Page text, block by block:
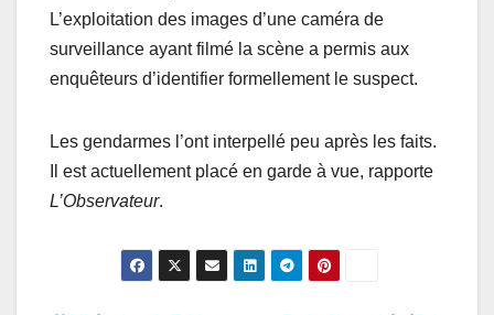
L’exploitation des images d’une caméra de
surveillance ayant filmé la scène a permis aux
enquêteurs d’identifier formellement le suspect.
Les gendarmes l’ont interpellé peu après les faits.
Il est actuellement placé en garde à vue, rapporte
L’Observateur.